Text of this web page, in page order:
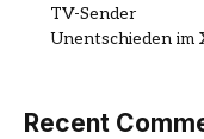
TV-Sender
Unentschieden im
Recent